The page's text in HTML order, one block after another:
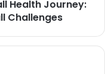
Health Journey:
Challenges